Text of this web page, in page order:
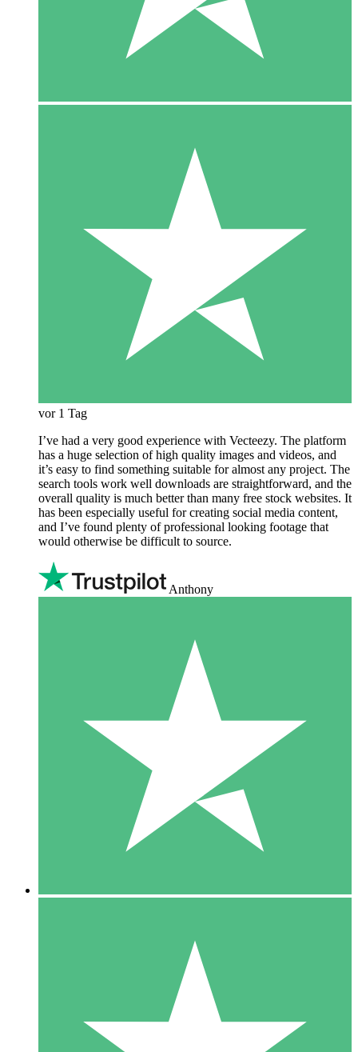
vor 1 Tag
I’ve had a very good experience with Vecteezy. The platform
has a huge selection of high quality images and videos, and
it’s easy to find something suitable for almost any project. The
search tools work well downloads are straightforward, and the
overall quality is much better than many free stock websites. It
has been especially useful for creating social media content,
and I’ve found plenty of professional looking footage that
would otherwise be difficult to source.
Anthony